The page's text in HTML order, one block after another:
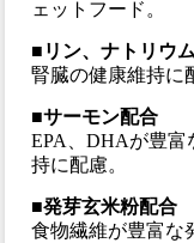
ェットフード。
■リン、ナトリウ
腎臓の健康維持に
■サーモン配合
EPA、DHAが豊富
持に配慮。
■発芽玄米粉配合
食物繊維が豊富な